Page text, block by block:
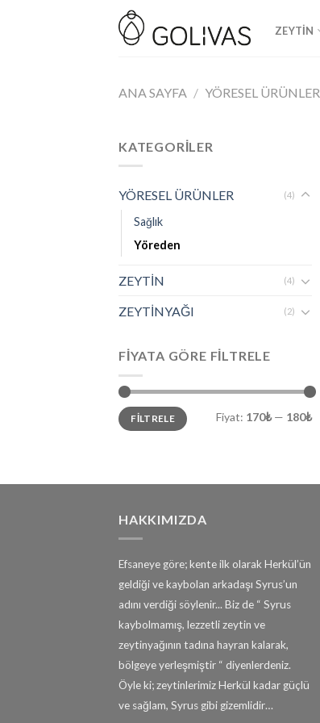
ZEYTİN
ANA SAYFA / YÖRESEL ÜRÜNLER
KATEGORİLER
YÖRESEL ÜRÜNLER (4)
Sağlık
Yöreden
ZEYTİN (4)
ZEYTİNYAĞI (2)
FIYATA GÖRE FILTRELE
En
düşük
fiyat
En
yüksek
fiyat
FILTRELE Fiyat: 170₺— 180₺
HAKKIMIZDA
Efsaneye göre; kente ilk olarak Herkül’ün
geldiği ve kaybolan arkadaşı Syrus’un
adını verdiği söylenir... Biz de “ Syrus
kaybolmamış, lezzetli zeytin ve
zeytinyağının tadına hayran kalarak,
bölgeye yerleşmiştir “ diyenlerdeniz.
Öyle ki; zeytinlerimiz Herkül kadar güçlü
ve sağlam, Syrus gibi gizemlidir…